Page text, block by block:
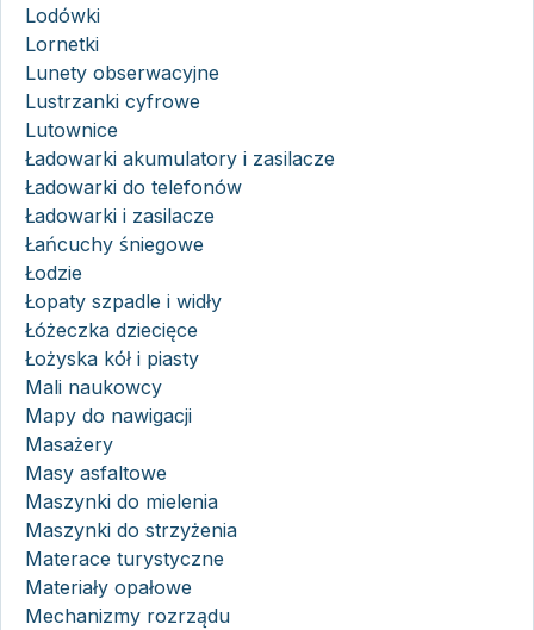
Lodówki
Lornetki
Lunety obserwacyjne
Lustrzanki cyfrowe
Lutownice
Ładowarki akumulatory i zasilacze
Ładowarki do telefonów
Ładowarki i zasilacze
Łańcuchy śniegowe
Łodzie
Łopaty szpadle i widły
Łóżeczka dziecięce
Łożyska kół i piasty
Mali naukowcy
Mapy do nawigacji
Masażery
Masy asfaltowe
Maszynki do mielenia
Maszynki do strzyżenia
Materace turystyczne
Materiały opałowe
Mechanizmy rozrządu